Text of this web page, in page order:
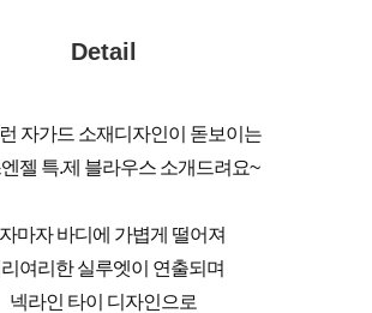
Detail
자가드 소재디자인이 돋보이는
젤 특.제 블라우스 소개드려요~
마자 바디에 가볍게 떨어져
여리한 실루엣이 연출되며
넥라인 타이 디자인으로